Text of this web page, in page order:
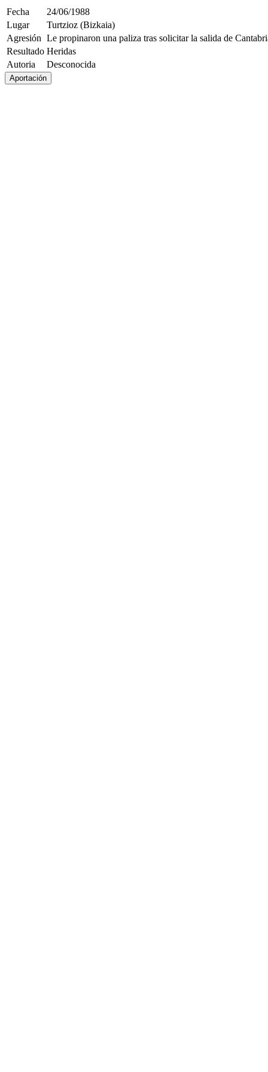
Fecha
24/06/1988
Lugar
Turtzioz (Bizkaia)
Agresión Le propinaron una paliza tras solicitar la salida de
Resultado Heridas
Autoria
Desconocida